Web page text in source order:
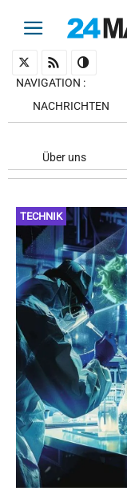
NAVIGATION :
NACHRICHTEN
Über uns
TECHNIK